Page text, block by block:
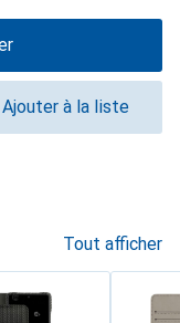
Ajouter à la liste
Tout afficher